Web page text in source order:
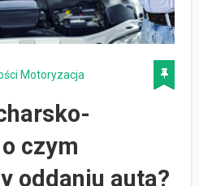
Motoryzacja
czym
oddaniu auta?